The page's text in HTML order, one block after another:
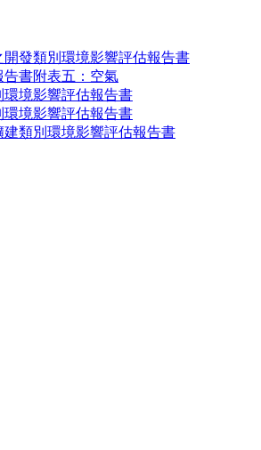
開發類別環境影響評估報告書
書附表五：空氣
境影響評估報告書
境影響評估報告書
建類別環境影響評估報告書